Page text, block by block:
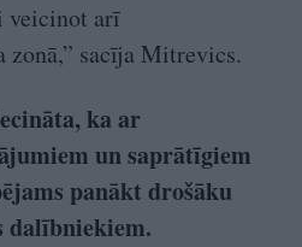
veicinot arī
zonā,” sacīja Mitrevics.
ka ar
un saprātīgiem
panākt drošāku
dalībniekiem.